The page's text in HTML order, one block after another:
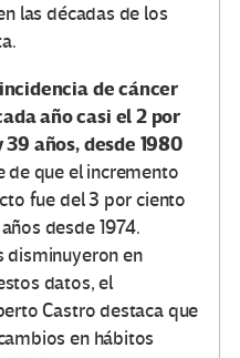
las décadas de los
de cáncer
año casi el 2 por
años, desde 1980
de que el incremento
fue del 3 por ciento
desde 1974.
disminuyeron en
datos, el
Castro destaca que
en hábitos